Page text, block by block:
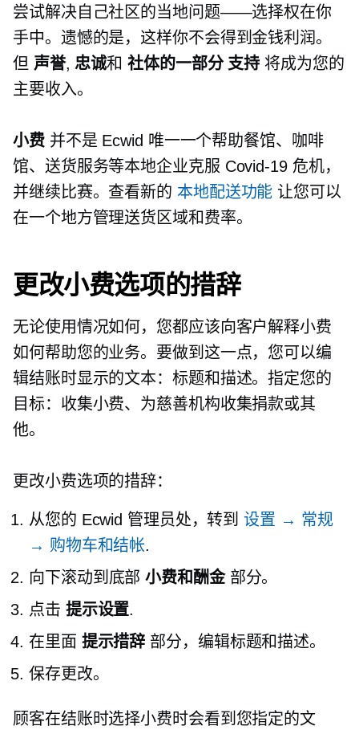
尝试解决自己社区的当地问题——选择权在你
手中。遗憾的是，这样你不会得到金钱利润。
但 声誉, 忠诚和 社体的一部分 支持 将成为您的
主要收入。
小费并不是 Ecwid 唯一一个帮助餐馆、咖啡
馆、送货服务等本地企业克服 Covid-19危机，
并继续比赛。查看新的 本地配送功能 让您可以
在一个地方管理送货区域和费率。
更改小费选项的措辞
无论使用情况如何，您都应该向客户解释小费
如何帮助您的业务。要做到这一点，您可以编
辑结账时显示的文本：标题和描述。指定您的
目标：收集小费、为慈善机构收集捐款或其
他。
更改小费选项的措辞：
从您的 Ecwid 管理员处，转到设置 → 常规
→ 购物车和结帐.
向下滚动到底部小费和酬金部分。
点击 提示设置.
在里面 提示措辞 部分，编辑标题和描述。
保存更改。
顾客在结账时选择小费时会看到您指定的文